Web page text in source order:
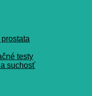
testy
suchosť